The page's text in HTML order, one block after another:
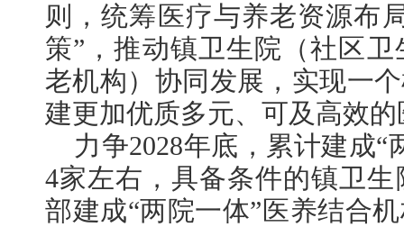
则，统筹医疗与养老资源布
策”，推动镇卫生院（社区
老机构）协同发展，实现一
建更加优质多元、可及高效
力争2028年底，累计建成
4家左右，具备条件的镇卫
部建成“两院一体”医养结合